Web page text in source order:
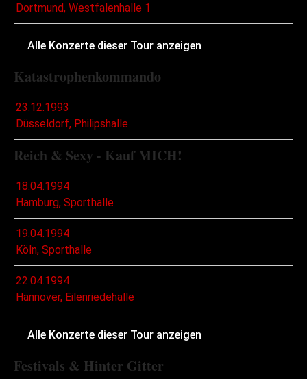
Dortmund, Westfalenhalle 1
Alle Konzerte dieser Tour anzeigen
Katastrophenkommando
23.12.1993
Düsseldorf, Philipshalle
Reich & Sexy - Kauf MICH!
18.04.1994
Hamburg, Sporthalle
19.04.1994
Köln, Sporthalle
22.04.1994
Hannover, Eilenriedehalle
Alle Konzerte dieser Tour anzeigen
Festivals & Hinter Gitter